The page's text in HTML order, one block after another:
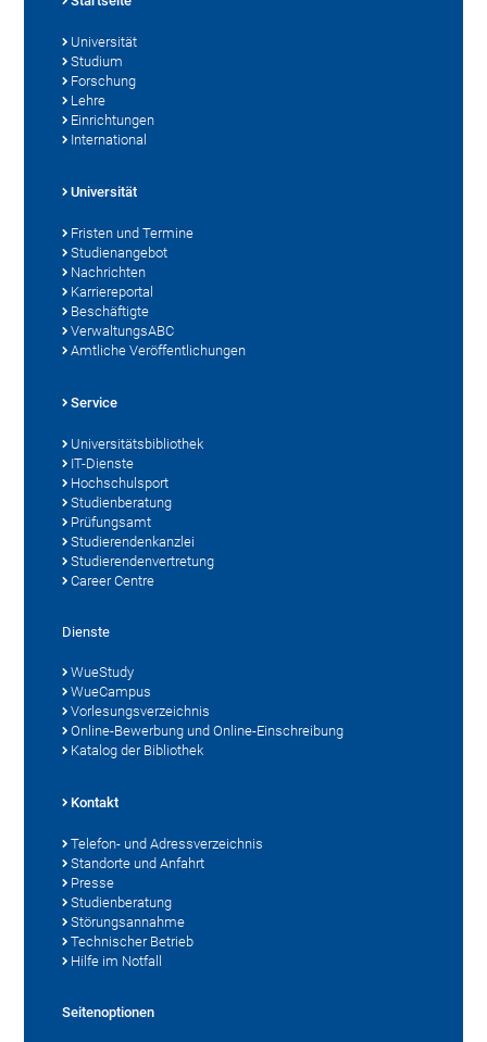
Universität
Studium
Forschung
Lehre
Einrichtungen
International
Universität
Fristen und Termine
Studienangebot
Nachrichten
Karriereportal
Beschäftigte
VerwaltungsABC
Amtliche Veröffentlichungen
Service
Universitätsbibliothek
IT-Dienste
Hochschulsport
Studienberatung
Prüfungsamt
Studierendenkanzlei
Studierendenvertretung
Career Centre
Dienste
WueStudy
WueCampus
Vorlesungsverzeichnis
Online-Bewerbung und Online-Einschreibung
Katalog der Bibliothek
Kontakt
Telefon- und Adressverzeichnis
Standorte und Anfahrt
Presse
Studienberatung
Störungsannahme
Technischer Betrieb
Hilfe im Notfall
Seitenoptionen